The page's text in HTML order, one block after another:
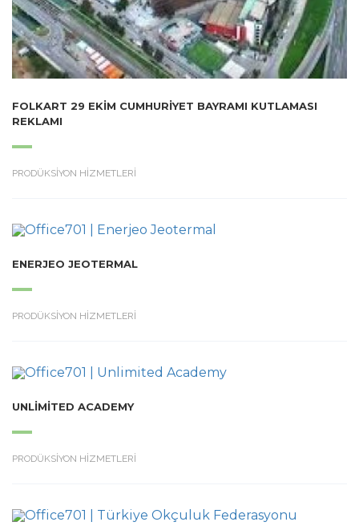
FOLKART 29 EKIM CUMHURIYET BAYRAMI KUTLAMASI
REKLAMI
PRODÜKSİYON HİZMETLERİ
ENERJEO JEOTERMAL
PRODÜKSİYON HİZMETLERİ
UNLIMITED ACADEMY
PRODÜKSİYON HİZMETLERİ